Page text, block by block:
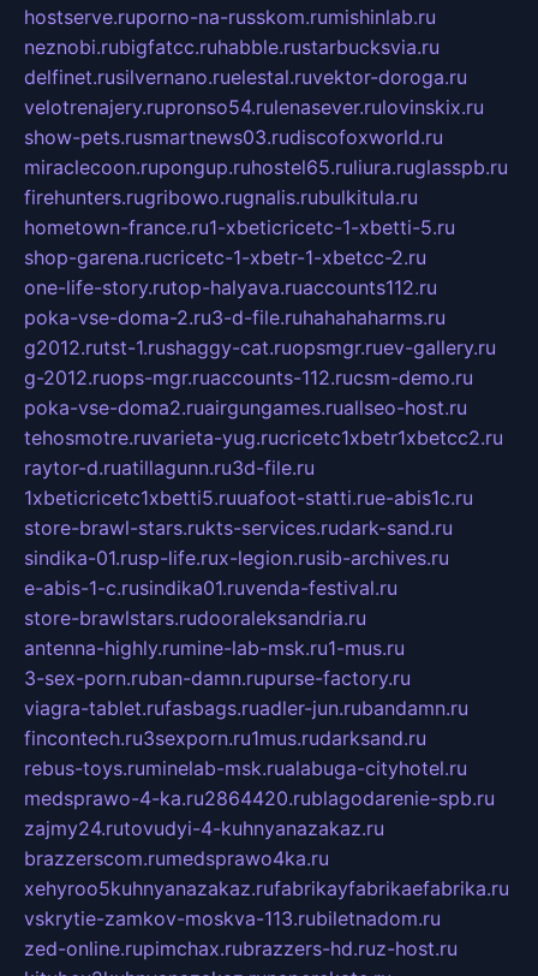
hostserve.ruporno-na-russkom.rumishinlab.ru
neznobi.rubigfatcc.ruhabble.rustarbucksvia.ru
delfinet.rusilvernano.ruelestal.ruvektor-doroga.ru
velotrenajery.rupronso54.rulenasever.rulovinskix.ru
show-pets.rusmartnews03.rudiscofoxworld.ru
miraclecoon.rupongup.ruhostel65.ruliura.ruglasspb.ru
firehunters.rugribowo.rugnalis.rubulkitula.ru
hometown-france.ru1-xbeticricetc-1-xbetti-5.ru
shop-garena.rucricetc-1-xbetr-1-xbetcc-2.ru
one-life-story.rutop-halyava.ruaccounts112.ru
poka-vse-doma-2.ru3-d-file.ruhahahaharms.ru
g2012.rutst-1.rushaggy-cat.ruopsmgr.ruev-gallery.ru
g-2012.ruops-mgr.ruaccounts-112.rucsm-demo.ru
poka-vse-doma2.ruairgungames.ruallseo-host.ru
tehosmotre.ruvarieta-yug.rucricetc1xbetr1xbetcc2.ru
raytor-d.ruatillagunn.ru3d-file.ru
1xbeticricetc1xbetti5.ruuafoot-statti.rue-abis1c.ru
store-brawl-stars.rukts-services.rudark-sand.ru
sindika-01.rusp-life.rux-legion.rusib-archives.ru
e-abis-1-c.rusindika01.ruvenda-festival.ru
store-brawlstars.rudooraleksandria.ru
antenna-highly.rumine-lab-msk.ru1-mus.ru
3-sex-porn.ruban-damn.rupurse-factory.ru
viagra-tablet.rufasbags.ruadler-jun.rubandamn.ru
fincontech.ru3sexporn.ru1mus.rudarksand.ru
rebus-toys.ruminelab-msk.rualabuga-cityhotel.ru
medsprawo-4-ka.ru2864420.rublagodarenie-spb.ru
zajmy24.rutovudyi-4-kuhnyanazakaz.ru
brazzerscom.rumedsprawo4ka.ru
xehyroo5kuhnyanazakaz.rufabrikayfabrikaefabrika.ru
vskrytie-zamkov-moskva-113.rubiletnadom.ru
zed-online.rupimchax.rubrazzers-hd.ruz-host.ru